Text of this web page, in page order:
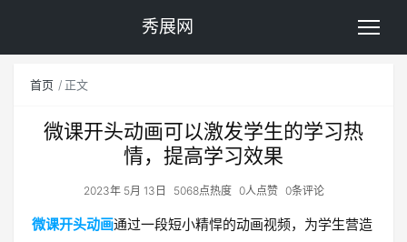
秀展网
首页 正文
微课开头动画可以激发学生的学习热
情，提高学习效果
2023年 5月 13日 5068点热度 0人点赞 0条评论
微课开头动画通过一段短小精悍的动画视频，为学生营造